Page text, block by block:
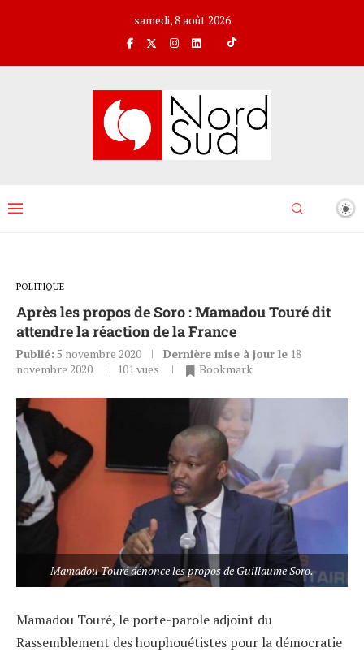
samedi, 8 août 2026
POLITIQUE
Après les propos de Soro : Mamadou Touré dit
attendre la réaction de la France
Publié: 5 novembre 2020 Dernière mise à jour le 18
novembre 2020
101 vues Bookmark
Mamadou Touré dénonce les propos de Guillaume Soro.
Mamadou Touré, le porte-parole adjoint du
Rassemblement des houphouétistes pour la démocratie